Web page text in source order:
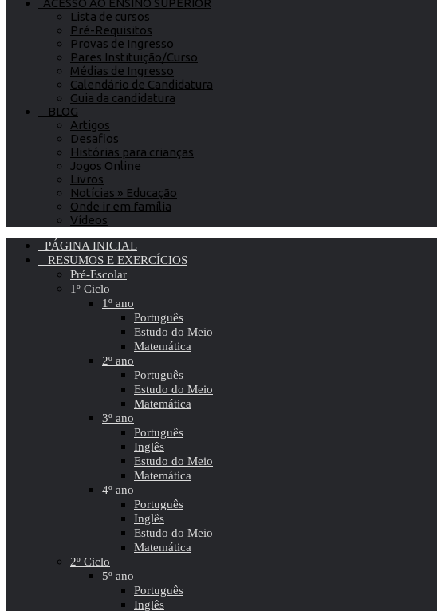
ACESSO AO ENSINO SUPERIOR
Lista de cursos
Pré-Requisitos
Provas de Ingresso
Pares Instituição/Curso
Médias de Ingresso
Calendário de Candidatura
Guia da candidatura
BLOG
Artigos
Desafios
Histórias para crianças
Jogos Online
Livros
Notícias » Educação
Onde ir em família
Vídeos
PÁGINA INICIAL
RESUMOS E EXERCÍCIOS
Pré-Escolar
1º Ciclo
1º ano
Português
Estudo do Meio
Matemática
2º ano
Português
Estudo do Meio
Matemática
3º ano
Português
Inglês
Estudo do Meio
Matemática
4º ano
Português
Inglês
Estudo do Meio
Matemática
2º Ciclo
5º ano
Português
Inglês